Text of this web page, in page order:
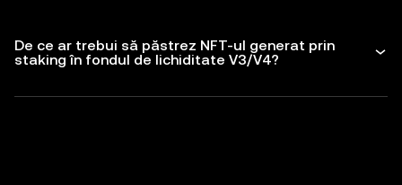
De ce ar trebui să păstrez NFT-ul generat prin
staking în fondul de lichiditate V3/V4?